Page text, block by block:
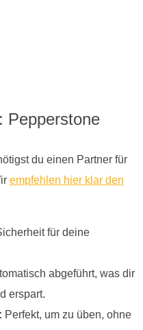
Pepperstone
du einen Partner für
empfehlen hier klar den
für deine
abgeführt, was dir
erspart.
Perfekt, um zu üben, ohne